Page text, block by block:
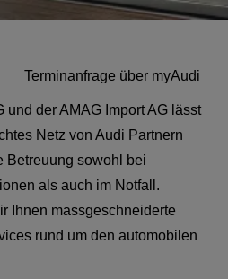
Terminanfrage über myAudi
und der AMAG Import AG lässt
Netz von Audi Partnern
Betreuung sowohl bei
als auch im Notfall.
Ihnen massgeschneiderte
rund um den automobilen